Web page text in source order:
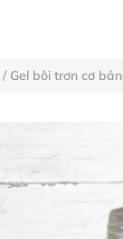
/ Gel bôi trơn cơ bản